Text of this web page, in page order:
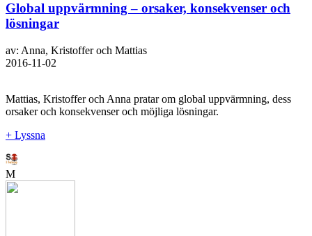
Global uppvärmning – orsaker, konsekvenser och
lösningar
av: Anna, Kristoffer och Mattias
2016-11-02
Mattias, Kristoffer och Anna pratar om global uppvärmning, dess
orsaker och konsekvenser och möjliga lösningar.
+ Lyssna
M